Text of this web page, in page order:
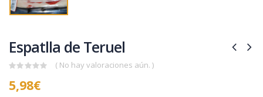
Espatlla de Teruel
out
of
( No hay valoraciones aún. )
5,98€